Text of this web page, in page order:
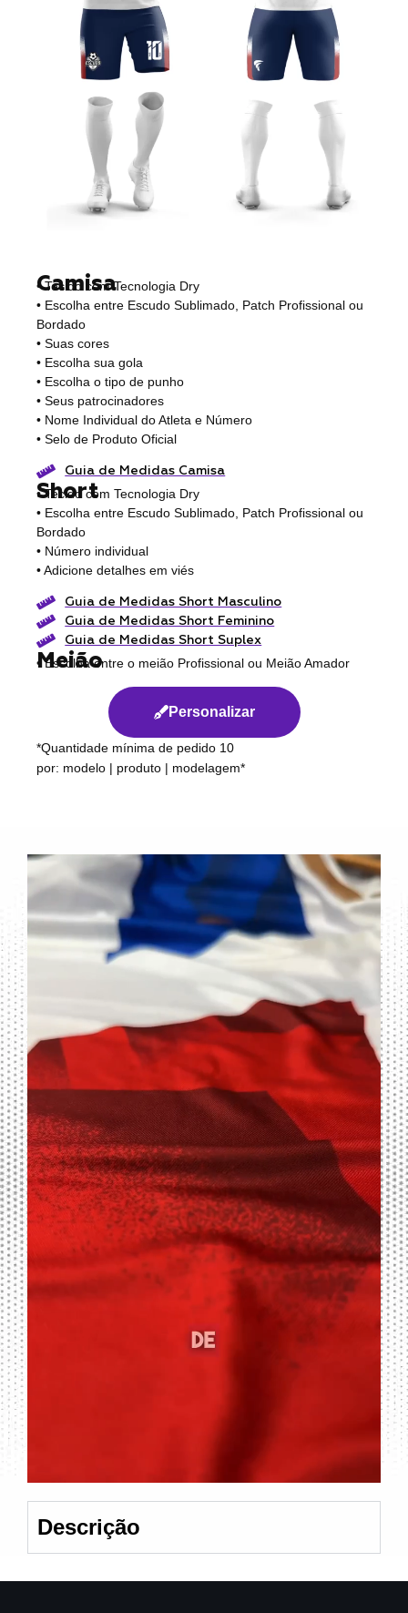
Camisa
• Tecido com Tecnologia Dry
• Escolha entre Escudo Sublimado, Patch Profissional ou
Bordado
• Suas cores
• Escolha sua gola
• Escolha o tipo de punho
• Seus patrocinadores
• Nome Individual do Atleta e Número
• Selo de Produto Oficial
Guia de Medidas Camisa
Short
• Tecido com Tecnologia Dry
• Escolha entre Escudo Sublimado, Patch Profissional ou
Bordado
• Número individual
• Adicione detalhes em viés
Guia de Medidas Short Masculino
Guia de Medidas Short Feminino
Guia de Medidas Short Suplex
Meião
• Escolha entre o meião Profissional ou Meião Amador
Personalizar
*Quantidade mínima de pedido 10
por: modelo | produto | modelagem*
Descrição